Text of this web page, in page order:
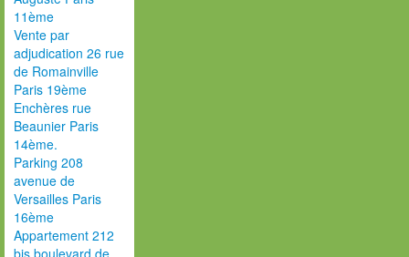
11ème
Vente par
adjudication 26 rue
de Romainville
Paris 19ème
Enchères rue
Beaunier Paris
14ème.
Parking 208
avenue de
Versailles Paris
16ème
Appartement 212
bis boulevard de